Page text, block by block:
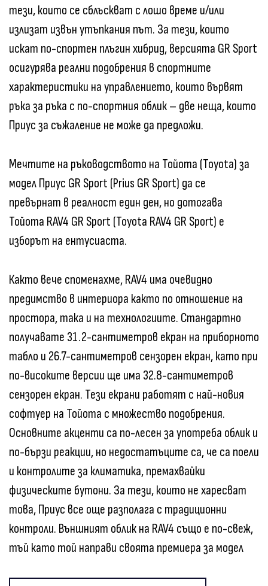
тези, които се сблъскват с лошо време и/или
излизат извън утъпкания път. За тези, които
искат по-спортен плъгин хибрид, версията GR Sport
осигурява реални подобрения в спортните
характеристики на управлението, които вървят
ръка за ръка с по-спортния облик – две неща, които
Приус за съжаление не може да предложи.
Мечтите на ръководството на Тойота (Toyota) за
модел Приус GR Sport (Prius GR Sport) да се
превърнат в реалност един ден, но дотогава
Тойота RAV4 GR Sport (Toyota RAV4 GR Sport) е
изборът на ентусиаста.
Както вече споменахме, RAV4 има очевидно
предимство в интериора както по отношение на
простора, така и на технологиите. Стандартно
получавате 31.2-сантиметров екран на приборното
табло и 26.7-сантиметров сензорен екран, като при
по-високите версии ще има 32.8-сантиметров
сензорен екран. Тези екрани работят с най-новия
софтуер на Тойота с множество подобрения.
Основните акценти са по-лесен за употреба облик и
по-бързи реакции, но недостатъците са, че са поели
и контролите за климатика, премахвайки
физическите бутони. За тези, които не харесват
това, Приус все още разполага с традиционни
контроли. Външният облик на RAV4 също е по-свеж,
тъй като той направи своята премиера за модел